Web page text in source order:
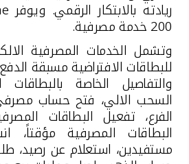
ريادته بالابتكار الرقمي. ويوفر
200 خدمة مصرفية.
وتشمل الخدمات المصرفية
للبطاقات الافتراضية مسبقة
والتفاصيل الخاصة بالبطاقات
السحب الالي، فتح حساب
الفرع، تفعيل البطاقات
البطاقات المصرفية مؤقتاً،
مستفيدين، استعلام عن رصيد،